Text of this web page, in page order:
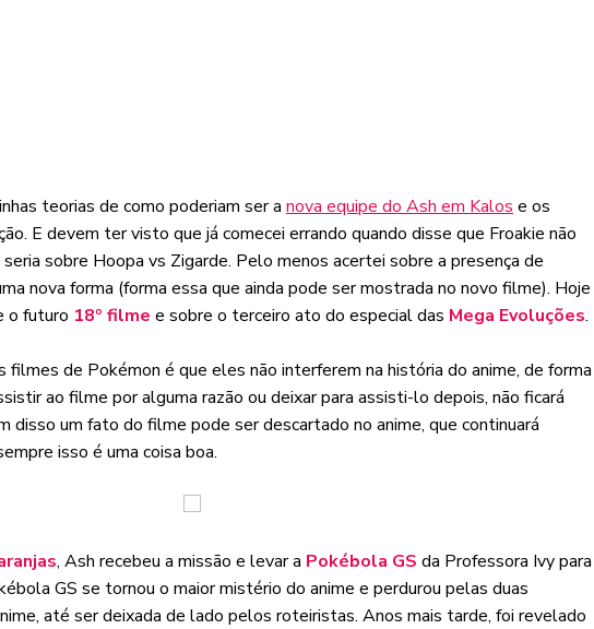
teorias de como poderiam ser a nova equipe do Ash em Kalos e os
E devem ter visto que já comecei errando quando disse que Froakie não
sobre Hoopa vs Zigarde. Pelo menos acertei sobre a presença de
nova forma (forma essa que ainda pode ser mostrada no novo filme). Hoje
o futuro 18º filme e sobre o terceiro ato do especial das Mega Evoluções.
filmes de Pokémon é que eles não interferem na história do anime, de forma
ao filme por alguma razão ou deixar para assisti-lo depois, não ficará
disso um fato do filme pode ser descartado no anime, que continuará
isso é uma coisa boa.
, Ash recebeu a missão e levar a Pokébola GS da Professora Ivy para
GS se tornou o maior mistério do anime e perdurou pelas duas
até ser deixada de lado pelos roteiristas. Anos mais tarde, foi revelado